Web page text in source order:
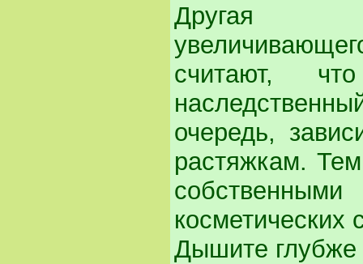
Другая
считают,
очередь,
растяжкам.
косметических
Дышите глубже